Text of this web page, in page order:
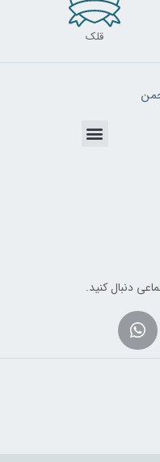
قلک
Menu
دنبال کنید.
Whatsapp